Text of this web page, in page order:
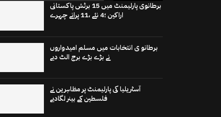
برطانوی پارلیمنٹ میں 15 برٹش پاکستانی
اراکین ؛4 نئے ،11 پرانے چہرے
برطانو ی انتخابات میں مسلم امیدواروں
نے بڑے بڑے برج الٹ دیے
آسٹریلیا کی پارلیمنٹ پر مظاہرین نے
فلسطین کے بینر لگادیے